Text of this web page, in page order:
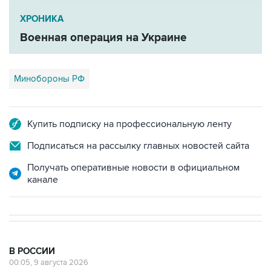
ХРОНИКА
Военная операция на Украине
Минобороны РФ
Купить подписку на профессиональную ленту
Подписаться на рассылку главных новостей сайта
Получать оперативные новости в официальном
канале
В РОССИИ
00:05, 9 августа 2026